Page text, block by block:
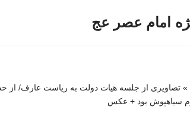
امام عصر عج
»تصاویری از جلسه هیات دولت به ریاست عارف/ از
سیاهپوش بود + عکس